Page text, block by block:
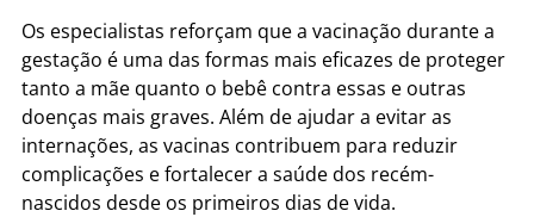
Os especialistas reforçam que a vacinação durante a
gestação é uma das formas mais eficazes de proteger
tanto a mãe quanto o bebê contra essas e outras
doenças mais graves. Além de ajudar a evitar as
internações, as vacinas contribuem para reduzir
complicações e fortalecer a saúde dos recém-
nascidos desde os primeiros dias de vida.